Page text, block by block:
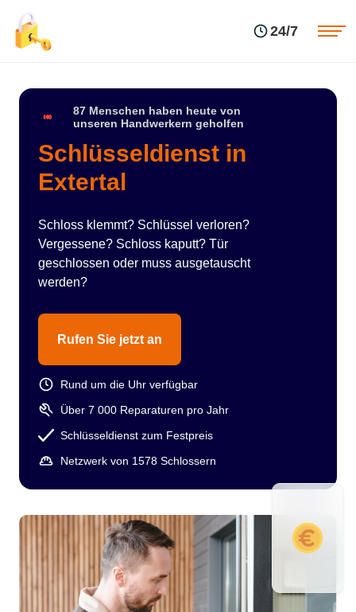
24/7
87 Menschen haben heute von
unseren Handwerkern geholfen
Schlüsseldienst in
Extertal
Schloss klemmt? Schlüssel verloren?
Vergessene? Schloss kaputt? Tür
geschlossen oder muss ausgetauscht
werden?
Rufen Sie jetzt an
Rund um die Uhr verfügbar
Über 7 000 Reparaturen pro Jahr
Schlüsseldienst zum Festpreis
Netzwerk von 1578 Schlossern